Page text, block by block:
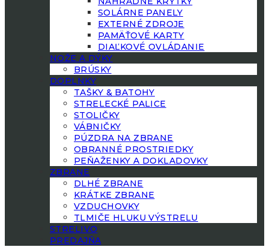
SOLÁRNE PANELY
EXTERNÉ ZDROJE
PAMÄŤOVÉ KARTY
DIAĽKOVÉ OVLÁDANIE
NOŽE A DÝKY
BRÚSKY
DOPLNKY
TAŠKY & BATOHY
STRELECKÉ PALICE
STOLIČKY
VÁBNIČKY
PÚZDRA NA ZBRANE
OBRANNÉ PROSTRIEDKY
PEŇAŽENKY A DOKLADOVKY
ZBRANE
DLHÉ ZBRANE
KRÁTKE ZBRANE
VZDUCHOVKY
TLMIČE HLUKU VÝSTRELU
STRELIVO
PREDAJŇA